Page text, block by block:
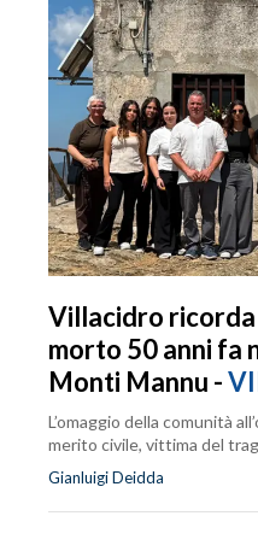
Villacidro
morto 50 anni fa
Monti Mannu -
L’omaggio della comunità
merito civile, vittima del
Gianluigi Deidda